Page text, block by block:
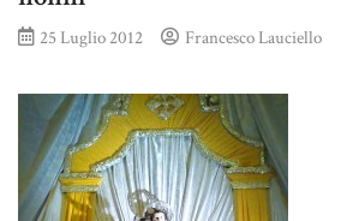
25 Luglio 2012 Francesco Lauciello